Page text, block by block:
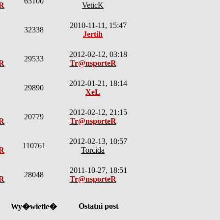
VeticK
32338
2010-11-11, 15:47
Jertih
29533
2012-02-12, 03:18
Tr@nsporteR
29890
2012-01-21, 18:14
XeL
20779
2012-02-12, 21:15
Tr@nsporteR
110761
2012-02-13, 10:57
Torcida
28048
2011-10-27, 18:51
Tr@nsporteR
Wy�wietle� Ostatni post